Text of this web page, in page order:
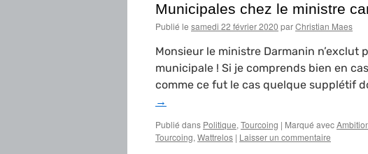
Municipales chez le ministre
Publié le samedi 22 février 2020 parChristian Maes
Monsieur le ministre Darmanin n’exclut
municipale ! Si je comprends bien en
comme ce fut le cas quelque supplétif
→
Publié dans Politique, Tourcoing | Marqué avec
Tourcoing, Wattrelos | Laisser un commentaire